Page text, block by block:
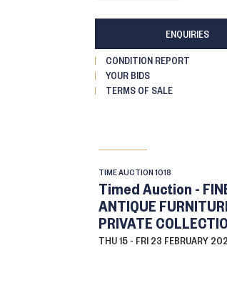
ENQUIRIES
CONDITION REPORT
YOUR BIDS
TERMS OF SALE
TIME AUCTION1018
Timed Auction -
ANTIQUE
PRIVATE
THU15 - FRI23 FEBRUARY